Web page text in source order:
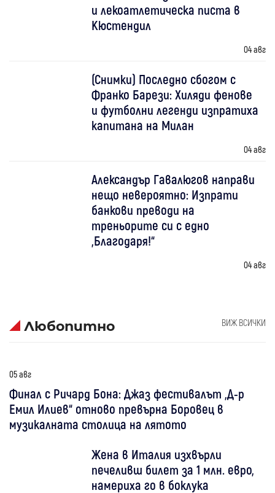
и лекоатлетическа писта в
Кюстендил
04 авг
(Снимки) Последно сбогом с
Франко Барези: Хиляди фенове
и футболни легенди изпратиха
капитана на Милан
04 авг
Александър Гавалюгов направи
нещо невероятно: Изпрати
банкови преводи на
треньорите си с едно
„Благодаря!“
04 авг
Любопитно ВИЖ ВСИЧКИ
05 авг
Финал с Ричард Бона: Джаз фестивалът „Д-р
Емил Илиев“ отново превърна Боровец в
музикалната столица на лятото
Жена в Италия изхвърли
печеливш билет за 1 млн. евро,
намериха го в боклука